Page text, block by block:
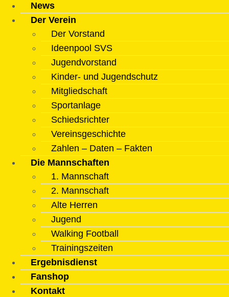
News
Der Verein
Der Vorstand
Ideenpool SVS
Jugendvorstand
Kinder- und Jugendschutz
Mitgliedschaft
Sportanlage
Schiedsrichter
Vereinsgeschichte
Zahlen – Daten – Fakten
Die Mannschaften
1. Mannschaft
2. Mannschaft
Alte Herren
Jugend
Walking Football
Trainingszeiten
Ergebnisdienst
Fanshop
Kontakt